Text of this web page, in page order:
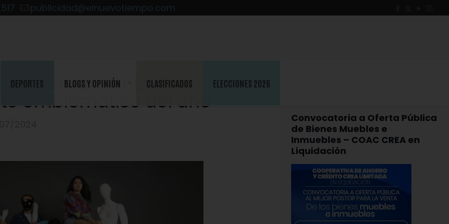
publicidad@elnuevotiempo.com
DEPORTES BLOGS Y OPINIÓN CLASIFICADOS ELECCIONES 2026
para lanzamiento de
emblemático del año
Convocatoria a Oferta Pública
de Bienes Muebles e
Inmuebles – COAC CREA en
Liquidación